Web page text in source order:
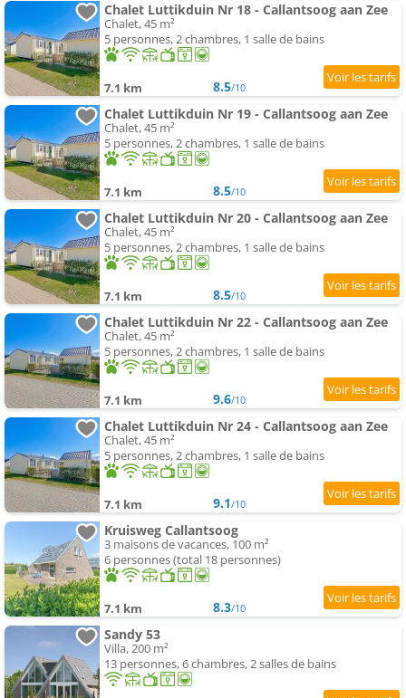
Chalet Luttikduin Nr 18 - Callantsoog aan Zee
Chalet, 45 m²
5 personnes, 2 chambres, 1 salle de bains
7.1 km 8.5/10
Chalet Luttikduin Nr 19 - Callantsoog aan Zee
Chalet, 45 m²
5 personnes, 2 chambres, 1 salle de bains
7.1 km 8.5/10
Chalet Luttikduin Nr 20 - Callantsoog aan Zee
Chalet, 45 m²
5 personnes, 2 chambres, 1 salle de bains
7.1 km 8.5/10
Chalet Luttikduin Nr 22 - Callantsoog aan Zee
Chalet, 45 m²
5 personnes, 2 chambres, 1 salle de bains
7.1 km 9.6/10
Chalet Luttikduin Nr 24 - Callantsoog aan Zee
Chalet, 45 m²
5 personnes, 2 chambres, 1 salle de bains
7.1 km 9.1/10
Kruisweg Callantsoog
3 maisons de vacances, 100 m²
6 personnes (total 18 personnes)
7.1 km 8.3/10
Sandy 53
Villa, 200 m²
13 personnes, 6 chambres, 2 salles de bains